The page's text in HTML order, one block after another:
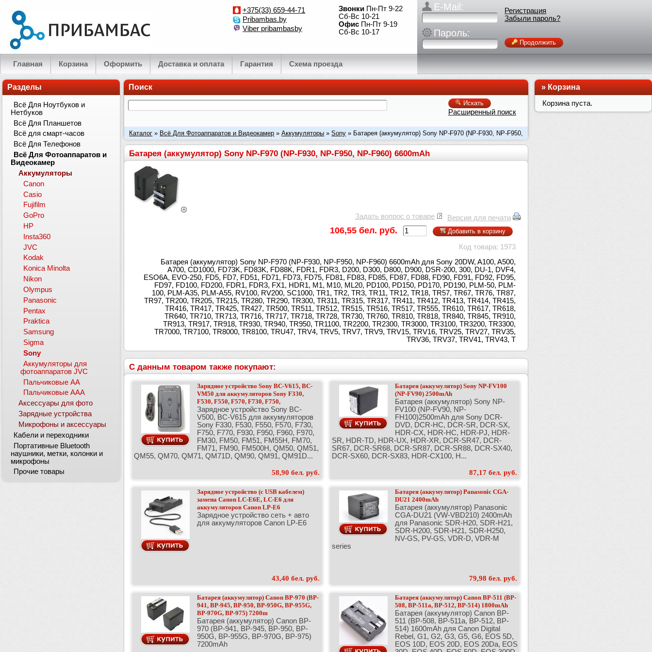
+375(33) 659-44-71
Pribambas.by
Viber pribambasby
Звонки Пн-Пт 9-22
Сб-Вс 10-21
Офис Пн-Пт 9-19
Сб-Вс 10-17
Главная Корзина Оформить Доставка и оплата Гарантия Схема проезда
E-Mail:
Пароль:
Регистрация
Забыли пароль?
Продолжить
Поиск
Искать
Расширенный поиск
Каталог » Всё Для Фотоаппаратов и Видеокамер »Аккумуляторы »Sony » Батарея (аккумулятор) Sony NP-F970 (NP-F930, NP-F950,
NP-F960) 6600mAh
Батарея (аккумулятор) Sony NP-F970 (NP-F930, NP-F950, NP-F960) 6600mAh
Версия для печати
Задать вопрос о товаре
106,55 бел. руб. Добавить в корзину
Код товара: 1973
Батарея (аккумулятор) Sony NP-F970 (NP-F930, NP-F950, NP-F960) 6600mAh для Sony 20DW, A100, A500,
A700, CD1000, FD73K, FD83K, FD88K, FDR1, FDR3, D200, D300, D800, D900, DSR-200, 300, DU-1, DVF4,
ESO6A, EVO-250, FD5, FD7, FD51, FD71, FD73, FD75, FD81, FD83, FD85, FD87, FD88, FD90, FD91, FD92, FD95,
FD97, FD100, FD200, FDR1, FDR3, FX1, HDR1, M1, M10, ML20, PD100, PD150, PD170, PD190, PLM-50, PLM-
100, PLM-A35, PLM-A55, RV100, RV200, SC1000, TR1, TR2, TR3, TR11, TR12, TR18, TR57, TR67, TR76, TR87,
TR97, TR200, TR205, TR215, TR280, TR290, TR300, TR311, TR315, TR317, TR411, TR412, TR413, TR414, TR415,
TR416, TR417, TR425, TR427, TR500, TR511, TR512, TR515, TR516, TR517, TR555, TR610, TR617, TR618,
TR640, TR710, TR713, TR716, TR717, TR718, TR728, TR730, TR760, TR810, TR818, TR840, TR845, TR910,
TR913, TR917, TR918, TR930, TR940, TR950, TR1100, TR2200, TR2300, TR3000, TR3100, TR3200, TR3300,
TR7000, TR7100, TR8000, TR8100, TRU47, TRV4, TRV5, TRV7, TRV9, TRV15, TRV16, TRV25, TRV27, TRV35,
TRV36, TRV37, TRV41, TRV43, T
С данным товаром также покупают:
Зарядное устройство Sony BC-V615, BC-
VM50 для аккумуляторов Sony F330,
F530, F550, F570, F730, F750,
Зарядное устройство Sony BC-
V500, BC-V615 для аккумуляторов
Sony F330, F530, F550, F570, F730,
F750, F770, F930, F950, F960, F970,
FM30, FM50, FM51, FM55H, FM70,
FM71, FM90, FM500H, QM50, QM51,
QM55, QM70, QM71, QM71D, QM90, QM91, QM91D...
58,90 бел. руб.
Батарея (аккумулятор) Sony NP-FV100
(NP-FV90) 2500mAh
Батарея (аккумулятор) Sony NP-
FV100 (NP-FV90, NP-
FH100)2500mAh для Sony DCR-
DVD, DCR-HC, DCR-SR, DCR-SX,
HDR-CX, HDR-HC, HDR-PJ, HDR-
SR, HDR-TD, HDR-UX, HDR-XR, DCR-SR47, DCR-
SR67, DCR-SR68, DCR-SR87, DCR-SR88, DCR-SX40,
DCR-SX60, DCR-SX83, HDR-CX100, H...
87,17 бел. руб.
Зарядное устройство (с USB кабелем)
замена Canon LC-E6E, LC-E6 для
аккумуляторов Canon LP-E6
Зарядное устройство сеть + авто
для аккумуляторов Canon LP-E6
43,40 бел. руб.
Батарея (аккумулятор) Panasonic CGA-
DU21 2400mAh
Батарея (аккумулятор) Panasonic
CGA-DU21 (VW-VBD210) 2400mAh
для Panasonic SDR-H20, SDR-H21,
SDR-H200, SDR-H21, SDR-H250,
NV-GS, PV-GS, VDR-D, VDR-M
series
79,98 бел. руб.
Батарея (аккумулятор) Canon BP-970 (BP-
941, BP-945, BP-950, BP-950G, BP-955G,
BP-970G, BP-975) 7200m
Батарея (аккумулятор) Canon BP-
970 (BP-941, BP-945, BP-950, BP-
950G, BP-955G, BP-970G, BP-975)
7200mAh
Батарея (аккумулятор) Canon BP-511 (BP-
508, BP-511a, BP-512, BP-514) 1800mAh
Батарея (аккумулятор) Canon BP-
511 (BP-508, BP-511a, BP-512, BP-
514) 1600mAh для Canon Digital
Rebel, G1, G2, G3, G5, G6, EOS 5D,
EOS 10D, EOS 20D, EOS 20Da, EOS
Разделы
Всё Для Ноутбуков и
Нетбуков
Всё Для Планшетов
Всё для смарт-часов
Всё Для Телефонов
Всё Для Фотоаппаратов и
Видеокамер
Аккумуляторы
Canon
Casio
Fujifilm
GoPro
HP
Insta360
JVC
Kodak
Konica Minolta
Nikon
Olympus
Panasonic
Pentax
Praktica
Samsung
Sigma
Sony
Аккумуляторы для
фотоаппаратов JVC
Пальчиковые АА
Пальчиковые ААА
Аксессуары для фото
Зарядные устройства
Микрофоны и аксессуары
Кабели и переходники
Портативные Bluetooth
наушники, метки, колонки и
микрофоны
Прочие товары
»Корзина
Корзина пуста.